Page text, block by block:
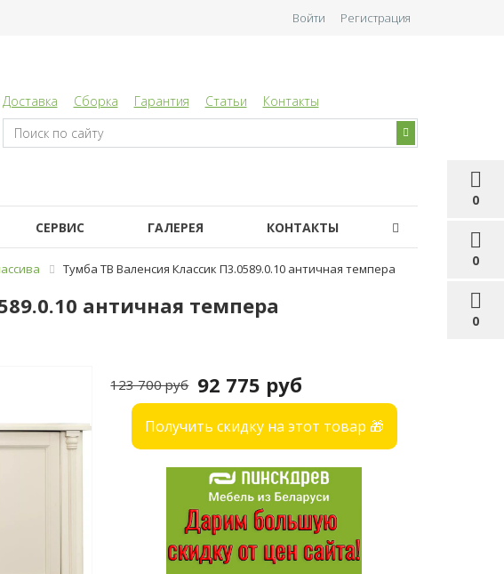
0
0
0
Войти Регистрация
Доставка Сборка Гарантия Статьи Контакты
СЕРВИС ГАЛЕРЕЯ КОНТАКТЫ
Тумба ТВ Валенсия Классик П3.0589.0.10 античная темпера
античная темпера
92 775 руб
123 700 руб
Получить скидку на этот товар 🎁